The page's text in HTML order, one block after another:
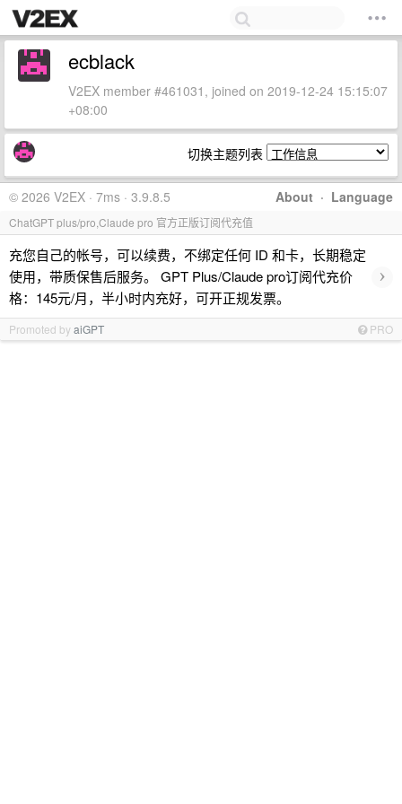
ecblack
V2EX member #461031, joined on 2019-12-24 15:15:07
+08:00
切换主题列表
About · Language
© 2026 V2EX · 7ms · 3.9.8.5
ChatGPT plus/pro,Claude pro 官方正版订阅代充值
充您自己的帐号，可以续费，不绑定任何 ID 和卡，长期稳定
使用，带质保售后服务。 GPT Plus/Claude pro订阅代充价
格：145元/月，半小时内充好，可开正规发票。
›
Promoted byaiGPT PRO